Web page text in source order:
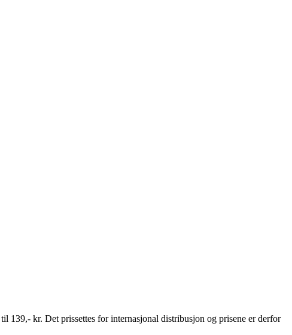
139,- kr. Det prissettes for internasjonal distribusjon og prisene er derfor